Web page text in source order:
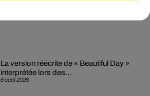
6 août 2026
La version réécrite de « Beautiful Day »
interprétée lors des...